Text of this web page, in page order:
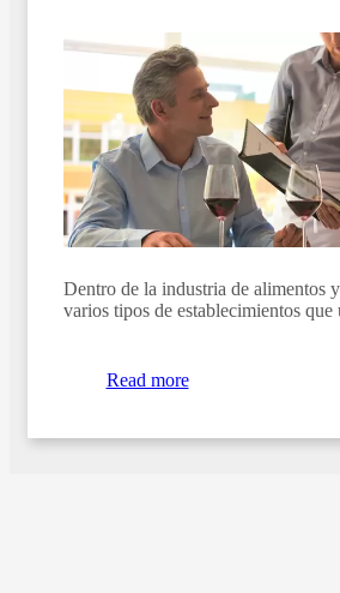
Dentro de la industria de alimentos
varios tipos de establecimientos que
Read more